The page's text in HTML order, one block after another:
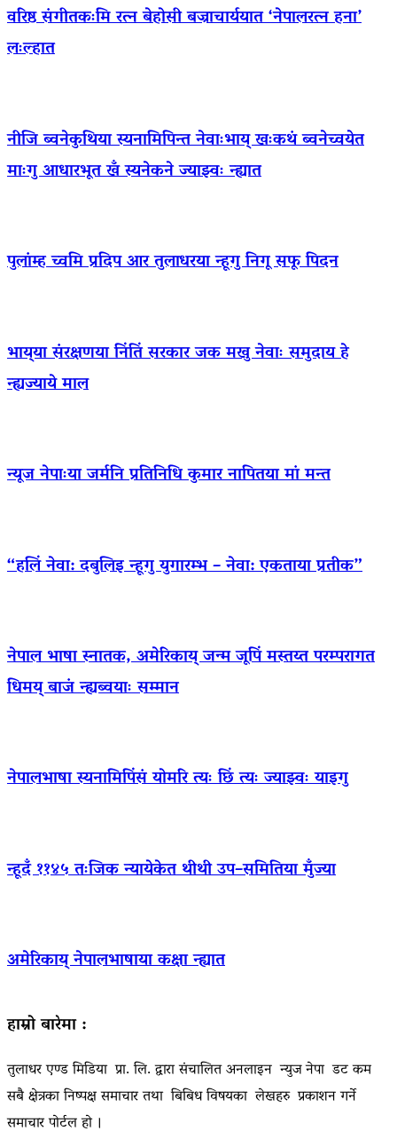
वरिष्ठ संगीतकःमि रत्न बेहोसी बज्राचार्ययात ‘नेपालरत्न हना’
लःल्हात
नीजि ब्वनेकुथिया स्यनामिपिन्त नेवाःभाय् खःकथं ब्वनेच्वयेत
माःगु आधारभूत खँ स्यनेकने ज्याझ्वः न्ह्यात
पुलांम्ह च्वमि प्रदिप आर तुलाधरया न्हूगु निगू सफू पिदन
भाय्‌या संरक्षणया निंतिं सरकार जक मखु नेवाः समुदाय हे
न्ह्यज्याये माल
न्यूज नेपाःया जर्मनि प्रतिनिधि कुमार नापितया मां मन्त
“हलिं नेवा: दबुलिइ न्हूगु युगारम्भ – नेवा: एकताया प्रतीक”
नेपाल भाषा स्नातक, अमेरिकाय् जन्म जूपिं मस्तय्त परम्परागत
धिमय् बाजं न्ह्यब्वयाः सम्मान
नेपालभाषा स्यनामिपिंसं योमरि त्यः छिं त्यः ज्याझ्वः याइगु
न्हूदँ ११४५ तःजिक न्यायेकेत थीथी उप–समितिया मुँज्या
अमेरिकाय् नेपालभाषाया कक्षा न्ह्यात
हाम्रो बारेमा :
तुलाधर एण्ड मिडिया प्रा. लि. द्वारा संचालित अनलाइन न्युज नेपा डट कम
सबै क्षेत्रका निष्पक्ष समाचार तथा बिबिध विषयका लेखहरु प्रकाशन गर्ने
समाचार पोर्टल हो ।